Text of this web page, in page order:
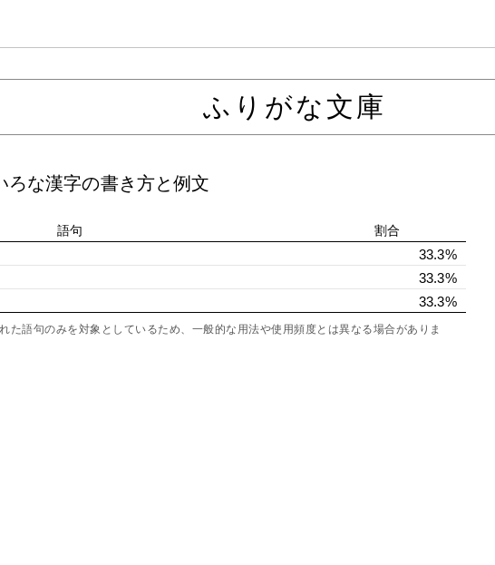
ふりがな文庫
ろな漢字の書き方と例文
語句 割合
33.3%
33.3%
33.3%
た語句のみを対象としているため、一般的な用法や使用頻度とは異なる場合がありま